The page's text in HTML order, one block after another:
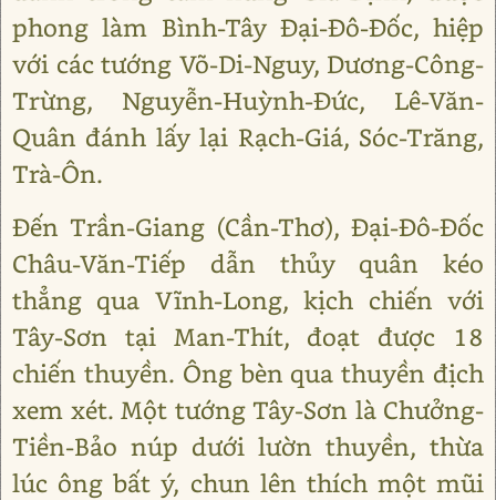
phong làm Bình-Tây Đại-Đô-Đốc, hiệp
với các tướng Võ-Di-Nguy, Dương-Công-
Trừng, Nguyễn-Huỳnh-Đức, Lê-Văn-
Quân đánh lấy lại Rạch-Giá, Sóc-Trăng,
Trà-Ôn.
Đến Trần-Giang (Cần-Thơ), Đại-Đô-Đốc
Châu-Văn-Tiếp dẫn thủy quân kéo
thẳng qua Vĩnh-Long, kịch chiến với
Tây-Sơn tại Man-Thít, đoạt được 18
chiến thuyền. Ông bèn qua thuyền địch
xem xét. Một tướng Tây-Sơn là Chưởng-
Tiền-Bảo núp dưới lườn thuyền, thừa
lúc ông bất ý, chun lên thích một mũi